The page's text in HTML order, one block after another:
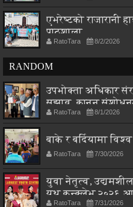
एभरेष्टको राजारानी
पाठशाला
RatoTara 8/2/2026
RANDOM
उपभोक्ता अधिकार
सुझाव, कानुन
RatoTara 8/1/2026
बाके र बर्दियामा
RatoTara 7/30/2026
युवा नेतृत्व,
युथ कन्क्लेभ २०२६
RatoTara 7/31/2026